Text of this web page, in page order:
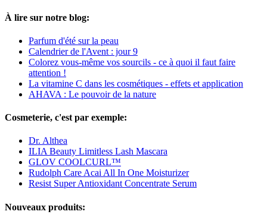
À lire sur notre blog:
Parfum d'été sur la peau
Calendrier de l'Avent : jour 9
Colorez vous-même vos sourcils - ce à quoi il faut faire
attention !
La vitamine C dans les cosmétiques - effets et application
AHAVA : Le pouvoir de la nature
Cosmeterie, c'est par exemple:
Dr. Althea
ILIA Beauty Limitless Lash Mascara
GLOV COOLCURL™
Rudolph Care Acai All In One Moisturizer
Resist Super Antioxidant Concentrate Serum
Nouveaux produits: